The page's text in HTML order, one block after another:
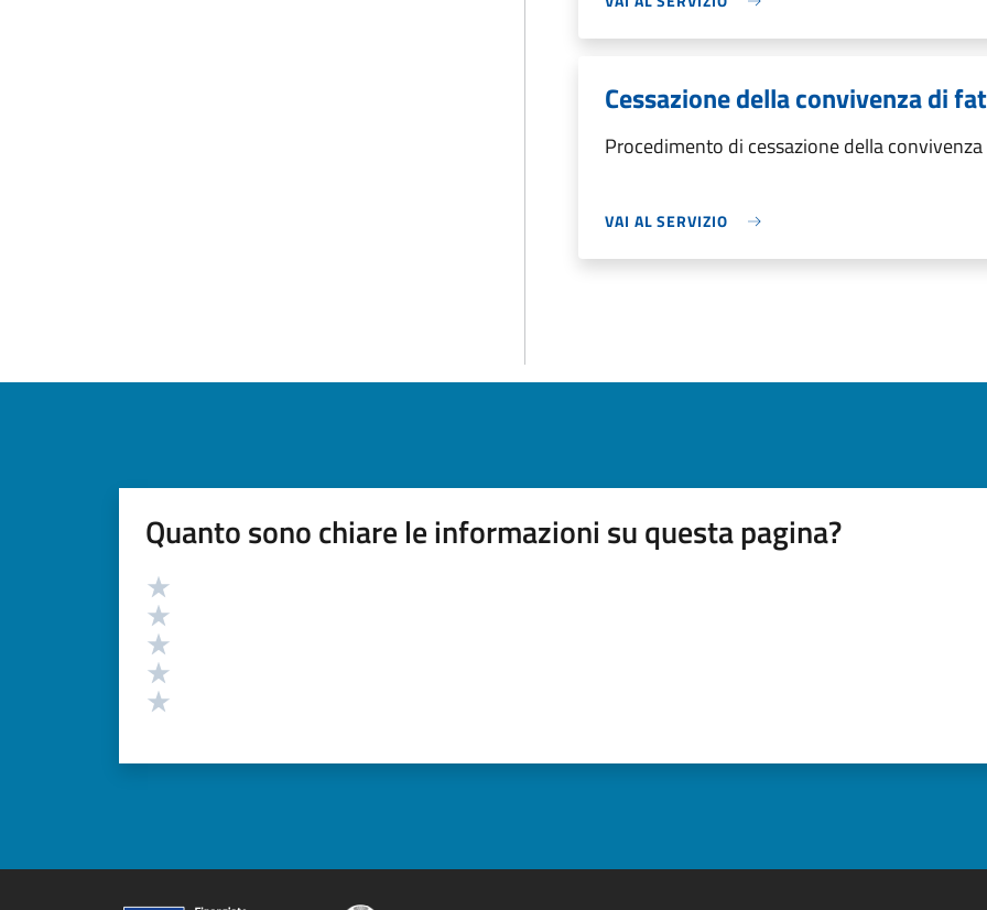
Cessazione della convivenza di
Procedimento di cessazione della
VAI AL SERVIZIO
Quanto sono chiare le informazioni su questa pagina?
Valutazione